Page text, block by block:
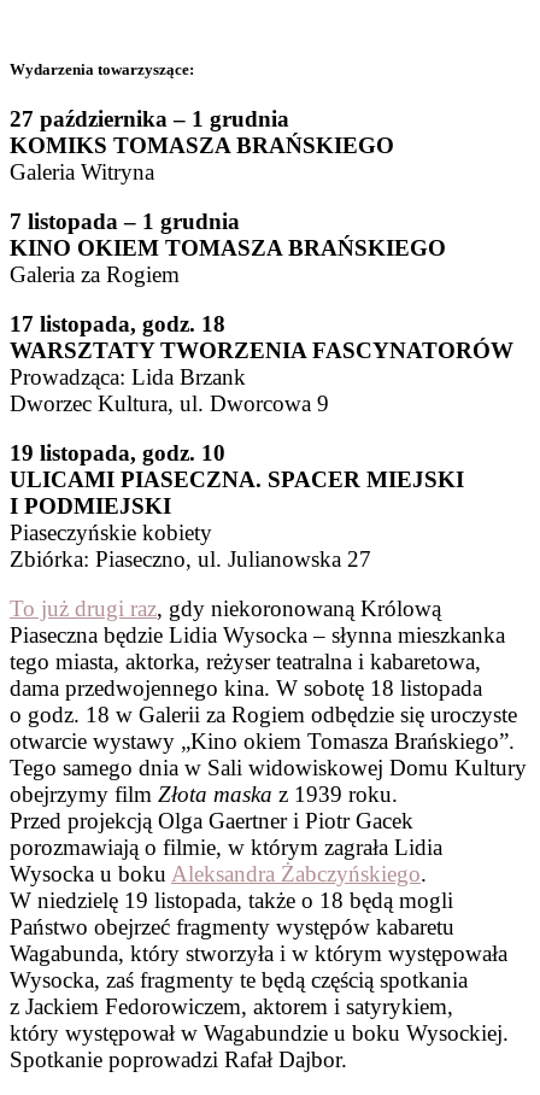
Wydarzenia towarzyszące:
27 października – 1 grudnia
KOMIKS TOMASZA BRAŃSKIEGO
Galeria Witryna
7 listopada – 1 grudnia
KINO OKIEM TOMASZA BRAŃSKIEGO
Galeria za Rogiem
17 listopada, godz. 18
WARSZTATY TWORZENIA FASCYNATORÓW
Prowadząca: Lida Brzank
Dworzec Kultura, ul. Dworcowa 9
19 listopada, godz. 10
ULICAMI PIASECZNA. SPACER MIEJSKI
I PODMIEJSKI
Piaseczyńskie kobiety
Zbiórka: Piaseczno, ul. Julianowska 27
To już drugi raz, gdy niekoronowaną Królową
Piaseczna będzie Lidia Wysocka – słynna mieszkanka
tego miasta, aktorka, reżyser teatralna i kabaretowa,
dama przedwojennego kina. W sobotę 18 listopada
o godz. 18 w Galerii za Rogiem odbędzie się uroczyste
otwarcie wystawy „Kino okiem Tomasza Brańskiego”.
Tego samego dnia w Sali widowiskowej Domu Kultury
obejrzymy film Złota maska z 1939 roku.
Przed projekcją Olga Gaertner i Piotr Gacek
porozmawiają o filmie, w którym zagrała Lidia
Wysocka u boku Aleksandra Żabczyńskiego.
W niedzielę 19 listopada, także o 18 będą mogli
Państwo obejrzeć fragmenty występów kabaretu
Wagabunda, który stworzyła i w którym występowała
Wysocka, zaś fragmenty te będą częścią spotkania
z Jackiem Fedorowiczem, aktorem i satyrykiem,
który występował w Wagabundzie u boku Wysockiej.
Spotkanie poprowadzi Rafał Dajbor.